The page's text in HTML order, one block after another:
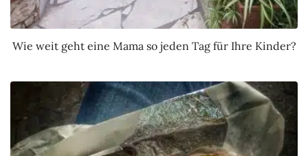
Wie weit geht eine Mama so jeden Tag für Ihre Kinder?